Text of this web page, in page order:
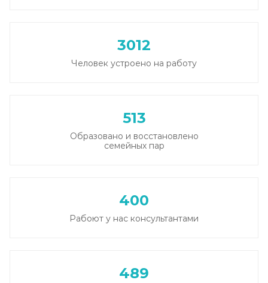
3012
Человек устроено на работу
513
Образовано и восстановлено
семейных пар
400
Рабоют у нас консультантами
489